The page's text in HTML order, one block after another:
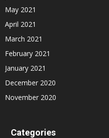
May 2021
April 2021
March 2021
February 2021
January 2021
December 2020
November 2020
Categories